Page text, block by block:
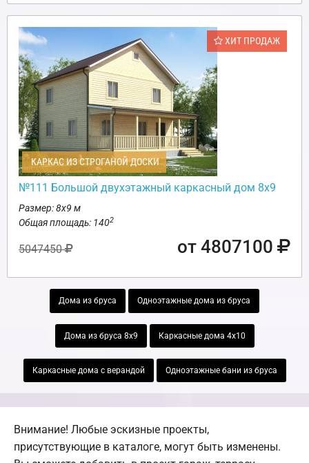
ХИТ ПРОДАЖ
КАРКАС ИЗ СТРОГАНОЙ ДОСКИ
№111 Большой двухэтажный каркасный дом 8х9
Размер: 8х9 м
Общая площадь: 1402
5047450 от 4807100
Дома из бруса Одноэтажные дома из бруса
Дома из бруса 8х9 Каркасные дома 4х10
Каркасные дома с верандой Одноэтажные бани из бруса
Внимание! Любые эскизные проекты,
присутствующие в каталоге, могут быть изменены.